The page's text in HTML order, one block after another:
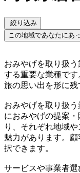
絞り込み
この地域であなたにあ
おみやげを取り扱
する重要な業種です
旅の思い出を形に残
おみやげを取り扱
におみやげの提案
り、それぞれ地域
魅力があります。
択できます。
サービスや事業者選